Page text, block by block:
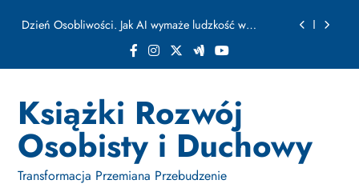
Jak Budować Myślokształty Powodzenia
Jak Projektować i Aktywować Myślokształty dla
Osiągania Celów w Codziennym Życiu
Dzień Osobliwości. Jak AI wymaże ludzkość w
ułamku sekundy
Jak Budować Myślokształty Powodzenia
Książki Rozwój
Osobisty i Duchowy
Transformacja Przemiana Przebudzenie